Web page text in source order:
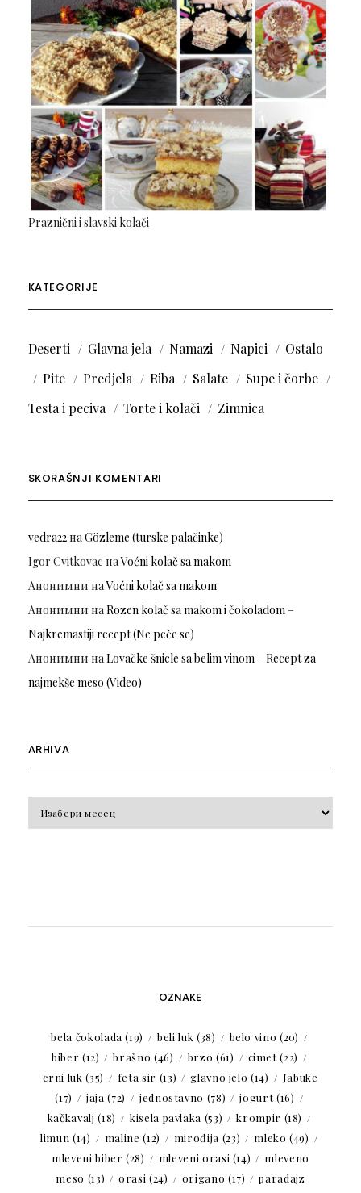
Praznični i slavski kolači
KATEGORIJE
Deserti Glavna jela Namazi Napici
Ostalo
Pite
Predjela Riba Salate
Supe i čorbe
Testa i peciva
Torte i kolači Zimnica
SKORAŠNJI KOMENTARI
vedra22наGözleme (turske palačinke)
Igor Cvitkovac наVoćni kolač sa makom
Анонимни наVoćni kolač sa makom
Анонимни наRozen kolač sa makom i čokoladom –
Najkremastiji recept (Ne peče se)
Анонимни наLovačke šnicle sa belim vinom – Recept za
najmekše meso (Video)
ARHIVA
OZNAKE
bela čokolada (19) beli luk (38) belo vino (20)
biber (12) brašno (46) brzo (61) cimet(22)
crni luk (35) feta sir (13) glavno jelo (14)
Jabuke
(17)
jaja (72) jednostavno (78) jogurt(16)
kačkavalj (18) kisela pavlaka (53) krompir (18)
limun (14) maline (12) mirođija (23) mleko (49)
mleveni biber (28) mleveni orasi (14)
mleveno
meso (13) orasi (24) origano (17)
paradajz